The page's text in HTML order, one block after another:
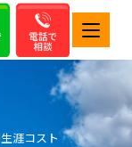
涯コスト